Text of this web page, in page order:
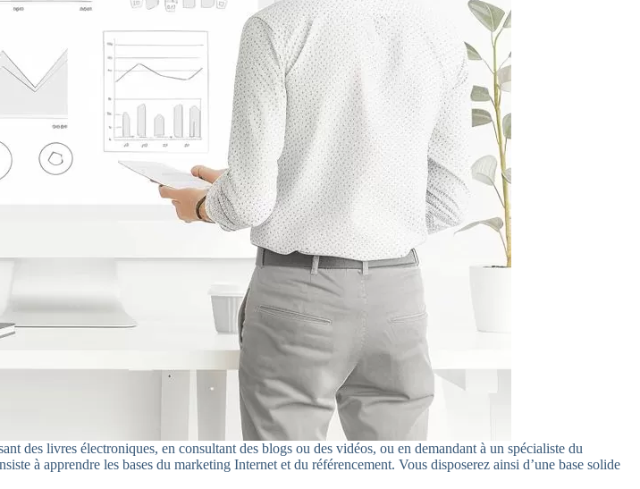
des livres électroniques, en consultant des blogs ou des vidéos, ou en demandant à un spécialiste du
à apprendre les bases du marketing Internet et du référencement. Vous disposerez ainsi d’une base solide